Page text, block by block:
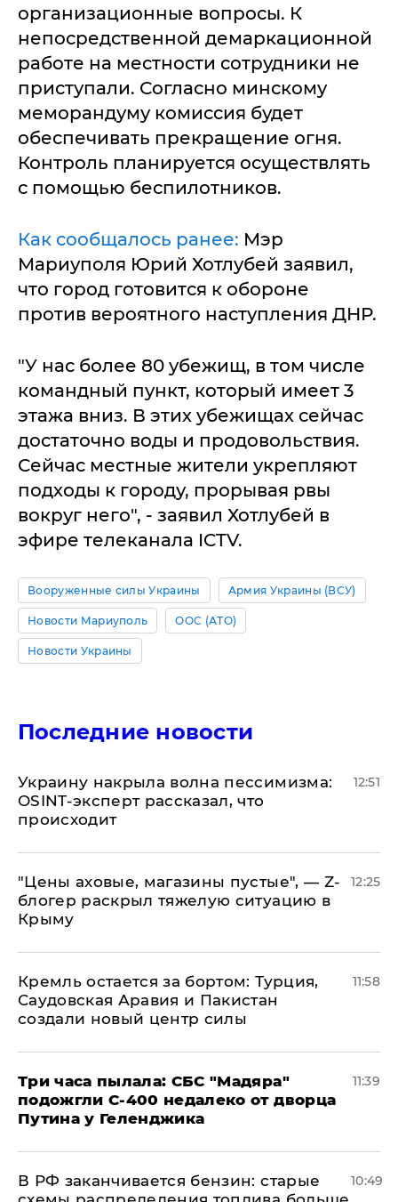
организационные вопросы. К
непосредственной демаркационной
работе на местности сотрудники не
приступали. Согласно минскому
меморандуму комиссия будет
обеспечивать прекращение огня.
Контроль планируется осуществлять
с помощью беспилотников.
Как сообщалось ранее: Мэр
Мариуполя Юрий Хотлубей заявил,
что город готовится к обороне
против вероятного наступления ДНР.
"У нас более 80 убежищ, в том числе
командный пункт, который имеет 3
этажа вниз. В этих убежищах сейчас
достаточно воды и продовольствия.
Сейчас местные жители укрепляют
подходы к городу, прорывая рвы
вокруг него", - заявил Хотлубей в
эфире телеканала ICTV.
Вооруженные силы Украины Армия Украины (ВСУ)
Новости Мариуполь ООС (АТО)
Новости Украины
Последние новости
​Украину накрыла волна пессимизма:
OSINT-эксперт рассказал, что
происходит
12:51
​"Цены аховые, магазины пустые", — Z-
блогер раскрыл тяжелую ситуацию в
Крыму
12:25
​Кремль остается за бортом: Турция,
Саудовская Аравия и Пакистан
создали новый центр силы
11:58
Три часа пылала: СБС "Мадяра"
подожгли С-400 недалеко от дворца
Путина у Геленджика
11:39
​В РФ заканчивается бензин: старые
10:49